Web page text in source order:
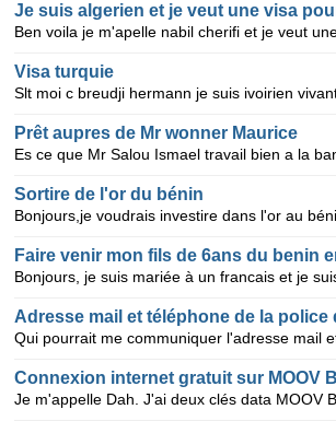
Je suis algerien et je veut une visa
Visa turquie
Prêt aupres de Mr wonner Maurice
Sortire de l'or du bénin